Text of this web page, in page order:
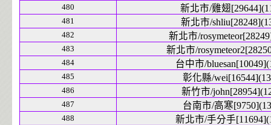
480 新北市/雞翅
481 新北市/
482 新北市/
483 新北市/
484 台中市/
485 彰化縣/
486 新竹市/
487 台南市/高寒
488 新北市/手分手